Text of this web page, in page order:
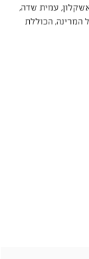
עמית שדה,
המרינה, הכוללת
שנים שבהן דמי
התפעול ומתוך
העגינה. עוד
ההוגנים
השירותים